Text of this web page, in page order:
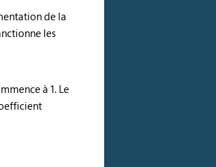
de la
les
à 1. Le